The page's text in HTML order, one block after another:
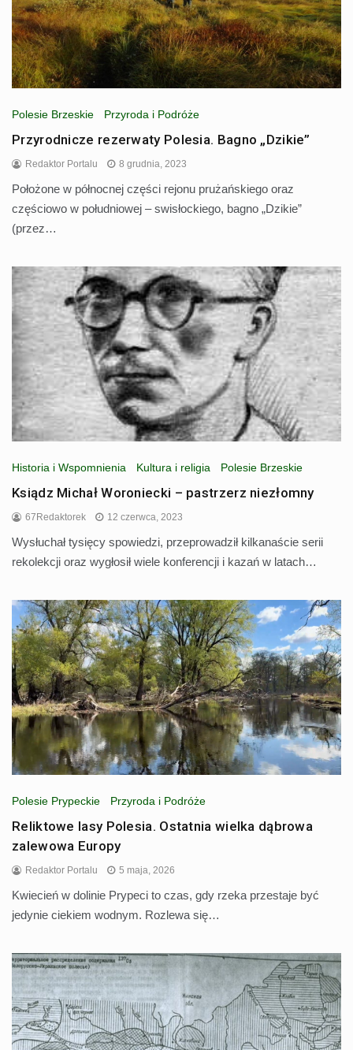
Polesie Brzeskie Przyroda i Podróże
Przyrodnicze rezerwaty Polesia. Bagno „Dzikie”
Redaktor Portalu 8 grudnia, 2023
Położone w północnej części rejonu prużańskiego oraz
częściowo w południowej – swisłockiego, bagno „Dzikie”
(przez…
Historia i Wspomnienia Kultura i religia Polesie Brzeskie
Ksiądz Michał Woroniecki – pastrzerz niezłomny
67Redaktorek 12 czerwca, 2023
Wysłuchał tysięcy spowiedzi, przeprowadził kilkanaście serii
rekolekcji oraz wygłosił wiele konferencji i kazań w latach…
Polesie Prypeckie Przyroda i Podróże
Reliktowe lasy Polesia. Ostatnia wielka dąbrowa
zalewowa Europy
Redaktor Portalu 5 maja, 2026
Kwiecień w dolinie Prypeci to czas, gdy rzeka przestaje być
jedynie ciekiem wodnym. Rozlewa się…